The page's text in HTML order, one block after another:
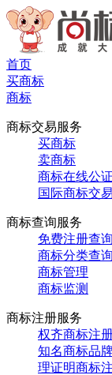
首页
买商标
商标
商标交易服务
买商标
卖商标
商标在线公证
国际商标交易
商标查询服务
免费注册查询
商标分类查询
商标管理
商标监测
商标注册服务
权齐商标注
知名商标品
理证明商标